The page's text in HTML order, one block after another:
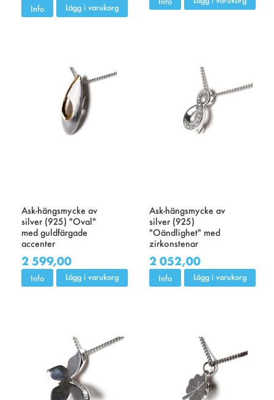
Info Lägg i varukorg
Ask-hängsmycke av
silver (925) "Oval"
med guldfärgade
accenter
2 599,00
Info Lägg i varukorg
Ask-hängsmycke av
silver (925)
"Oändlighet" med
zirkonstenar
2 052,00
Info Lägg i varukorg